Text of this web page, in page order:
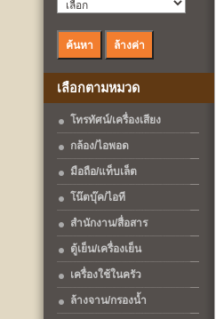
เลือกตามหมวด
โทรทัศน์/เครื่องเสียง
กล้อง/ไอพอด
มือถือ/แท็บเล็ต
โน๊ตบุ๊ค/ไอที
สำนักงาน/สื่อสาร
ตู้เย็น/เครื่องเย็น
เครื่องใช้ในครัว
ล้างจาน/กรองน้ำ